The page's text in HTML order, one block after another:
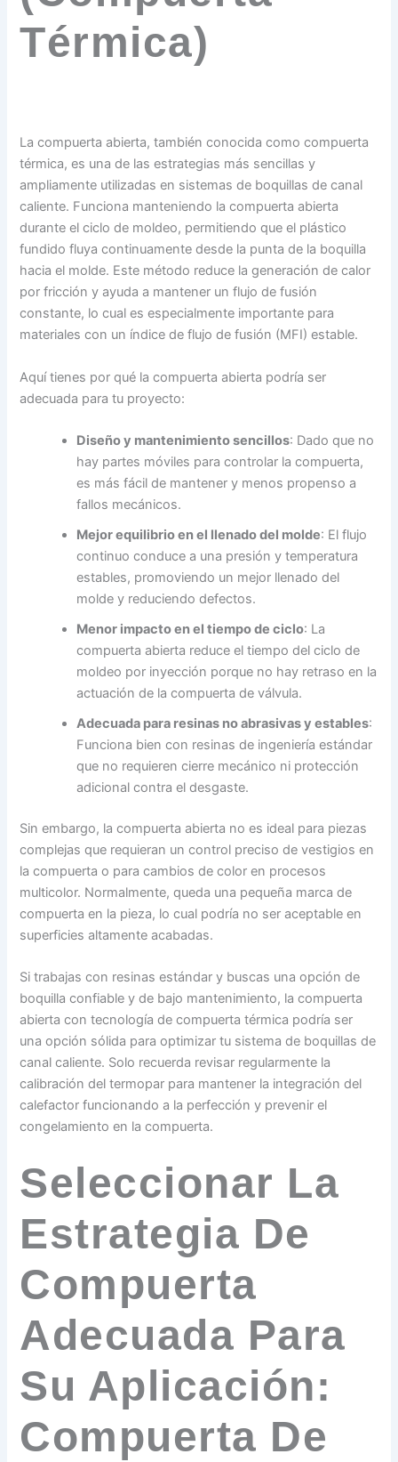
Térmica)
La compuerta abierta, también conocida como compuerta
térmica, es una de las estrategias más sencillas y
ampliamente utilizadas en sistemas de boquillas de canal
caliente. Funciona manteniendo la compuerta abierta
durante el ciclo de moldeo, permitiendo que el plástico
fundido fluya continuamente desde la punta de la boquilla
hacia el molde. Este método reduce la generación de calor
por fricción y ayuda a mantener un flujo de fusión
constante, lo cual es especialmente importante para
materiales con un índice de flujo de fusión (MFI) estable.
Aquí tienes por qué la compuerta abierta podría ser
adecuada para tu proyecto:
Diseño y mantenimiento sencillos: Dado que no
hay partes móviles para controlar la compuerta,
es más fácil de mantener y menos propenso a
fallos mecánicos.
Mejor equilibrio en el llenado del molde: El flujo
continuo conduce a una presión y temperatura
estables, promoviendo un mejor llenado del
molde y reduciendo defectos.
Menor impacto en el tiempo de ciclo: La
compuerta abierta reduce el tiempo del ciclo de
moldeo por inyección porque no hay retraso en la
actuación de la compuerta de válvula.
Adecuada para resinas no abrasivas y estables:
Funciona bien con resinas de ingeniería estándar
que no requieren cierre mecánico ni protección
adicional contra el desgaste.
Sin embargo, la compuerta abierta no es ideal para piezas
complejas que requieran un control preciso de vestigios en
la compuerta o para cambios de color en procesos
multicolor. Normalmente, queda una pequeña marca de
compuerta en la pieza, lo cual podría no ser aceptable en
superficies altamente acabadas.
Si trabajas con resinas estándar y buscas una opción de
boquilla confiable y de bajo mantenimiento, la compuerta
abierta con tecnología de compuerta térmica podría ser
una opción sólida para optimizar tu sistema de boquillas de
canal caliente. Solo recuerda revisar regularmente la
calibración del termopar para mantener la integración del
calefactor funcionando a la perfección y prevenir el
congelamiento en la compuerta.
Seleccionar La
Estrategia De
Compuerta
Adecuada Para
Su Aplicación:
Compuerta De